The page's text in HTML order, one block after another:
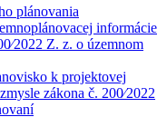
plánovania
informácie
Z. z. o územnom
k projektovej
zákona č. 200⁄2022